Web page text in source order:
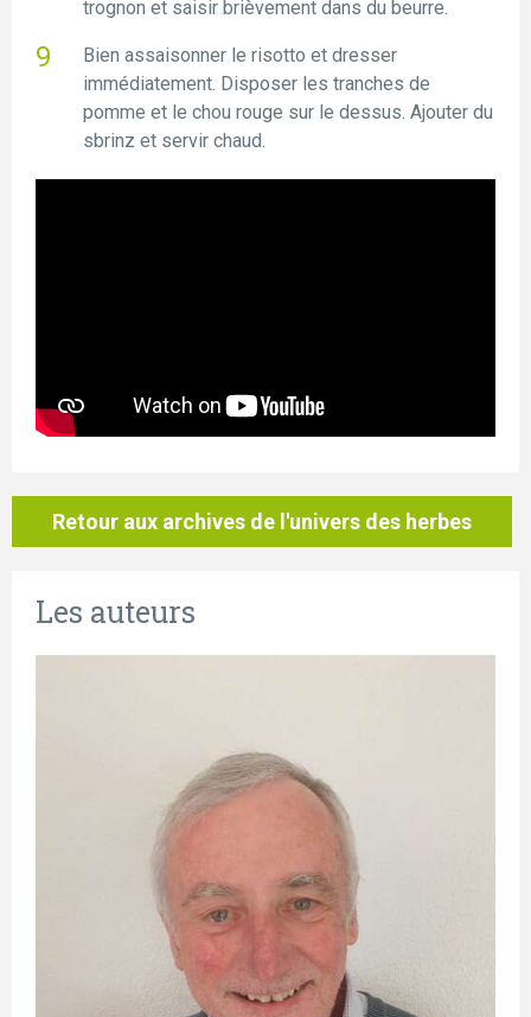
trognon et saisir brièvement dans du beurre.
Bien assaisonner le risotto et dresser
immédiatement. Disposer les tranches de
pomme et le chou rouge sur le dessus. Ajouter du
sbrinz et servir chaud.
Retour aux archives de l'univers des herbes
Les auteurs